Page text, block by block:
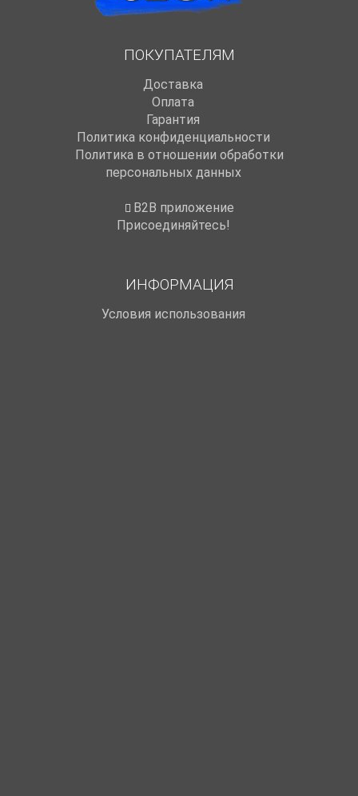
ПОКУПАТЕЛЯМ
Доставка
Оплата
Гарантия
Политика конфиденциальности
Политика в отношении обработки
персональных данных
B2B приложение
Присоединяйтесь!
ИНФОРМАЦИЯ
Условия использования